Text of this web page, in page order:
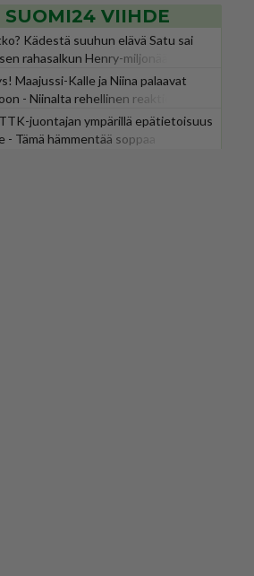
SUOMI24 VIIHDE
Kädestä suuhun elävä Satu sai
rahasalkun Henry-miljonääriltä
Maajussi-Kalle ja Niina palaavat
- Niinalta rehellinen reaktio:
juontajan ympärillä epätietoisuus
- Tämä hämmentää soppaa